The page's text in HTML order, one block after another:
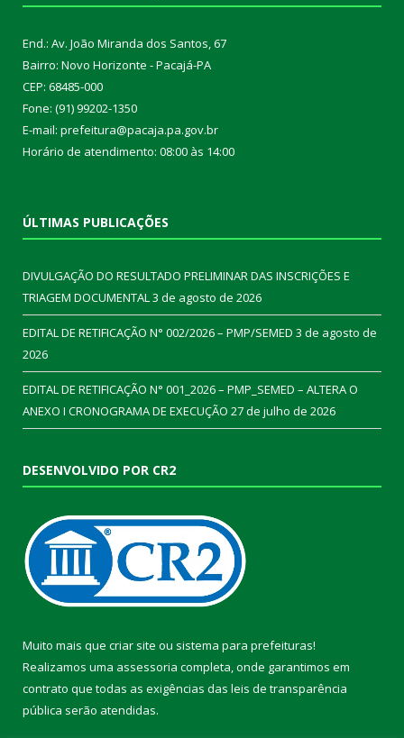
End.: Av. João Miranda dos Santos, 67
Bairro: Novo Horizonte - Pacajá-PA
CEP: 68485-000
Fone: (91) 99202-1350
E-mail: prefeitura@pacaja.pa.gov.br
Horário de atendimento: 08:00 às 14:00
ÚLTIMAS PUBLICAÇÕES
DIVULGAÇÃO DO RESULTADO PRELIMINAR DAS INSCRIÇÕES E
TRIAGEM DOCUMENTAL3 de agosto de 2026
EDITAL DE RETIFICAÇÃO N° 002/2026 – PMP/SEMED 3 de agosto de
2026
EDITAL DE RETIFICAÇÃO N° 001_2026 – PMP_SEMED – ALTERA O
ANEXO I CRONOGRAMA DE EXECUÇÃO 27 de julho de 2026
DESENVOLVIDO POR CR2
Muito mais que criar site ou sistema para prefeituras!
Realizamos uma assessoria completa, onde garantimos em
contrato que todas as exigências das leis de transparência
pública serão atendidas.